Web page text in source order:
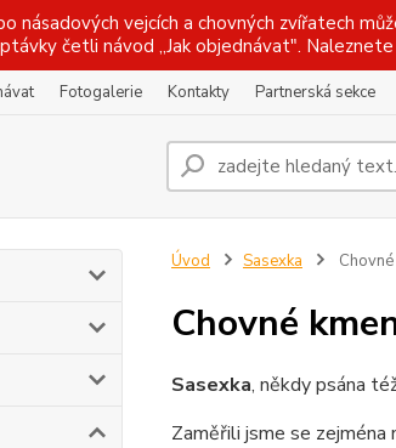
násadových vejcích a chovných zvířatech
četli návod ,,Jak objednávat".
Fotogalerie Kontakty Partnerská sekce
Úvod Sasexka
Chovné
Sasexka, někdy psána
Zaměřili jsme se